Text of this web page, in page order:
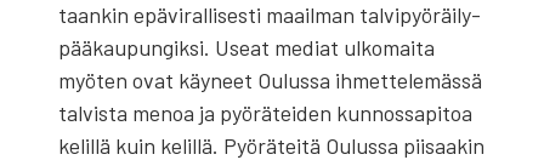
taan­kin epä­vi­ral­li­ses­ti maa­il­man tal­vi­pyö­räi­ly­
pää­kau­pun­gik­si. Useat mediat ulko­mai­ta
myö­ten ovat käy­neet Oulus­sa ihmet­te­le­mäs­sä
tal­vis­ta menoa ja pyö­rä­tei­den kun­nos­sa­pi­toa
kelil­lä kuin kelil­lä. Pyö­rä­tei­tä Oulus­sa pii­saa­kin